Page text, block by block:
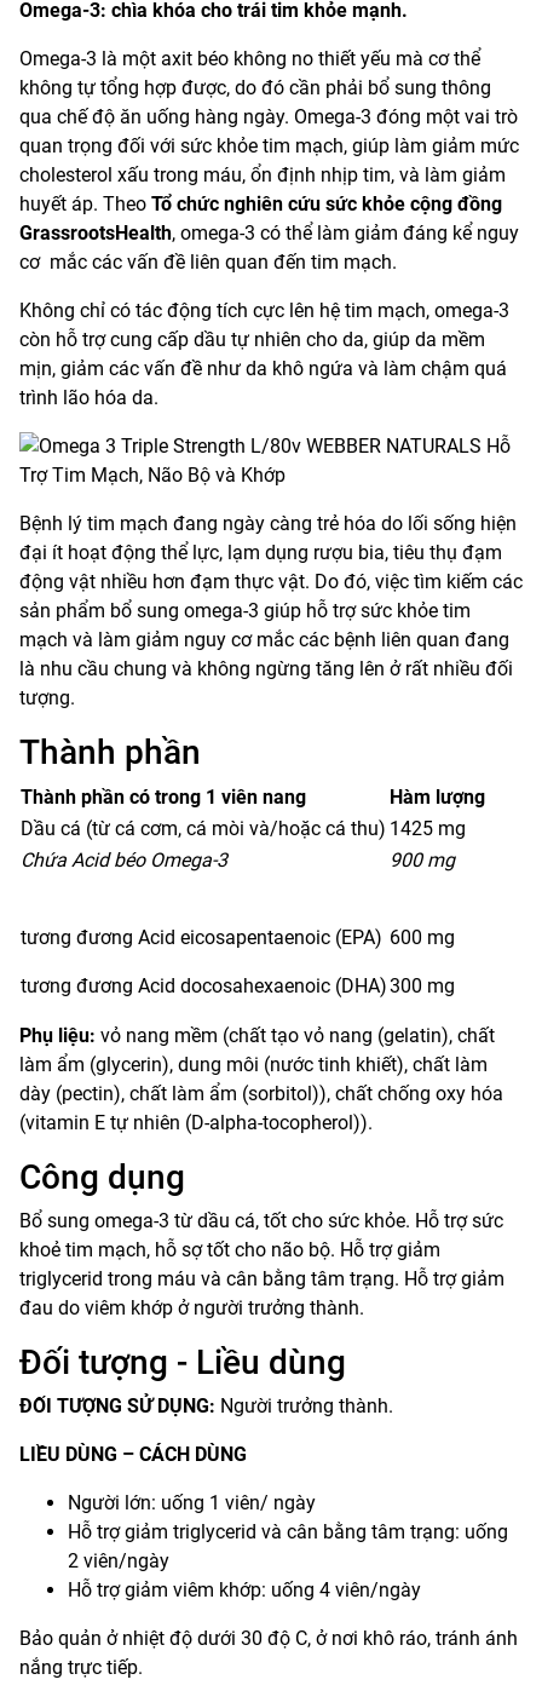
Omega-3: chìa khóa cho trái tim khỏe mạnh.
Omega-3 là một axit béo không no thiết yếu mà cơ thể
không tự tổng hợp được, do đó cần phải bổ sung thông
qua chế độ ăn uống hàng ngày. Omega-3 đóng một vai trò
quan trọng đối với sức khỏe tim mạch, giúp làm giảm mức
cholesterol xấu trong máu, ổn định nhịp tim, và làm giảm
huyết áp. Theo Tổ chức nghiên cứu sức khỏe cộng đồng
GrassrootsHealth, omega-3 có thể làm giảm đáng kể nguy
cơ mắc các vấn đề liên quan đến tim mạch.
Không chỉ có tác động tích cực lên hệ tim mạch, omega-3
còn hỗ trợ cung cấp dầu tự nhiên cho da, giúp da mềm
mịn, giảm các vấn đề như da khô ngứa và làm chậm quá
trình lão hóa da.
Bệnh lý tim mạch đang ngày càng trẻ hóa do lối sống hiện
đại ít hoạt động thể lực, lạm dụng rượu bia, tiêu thụ đạm
động vật nhiều hơn đạm thực vật. Do đó, việc tìm kiếm các
sản phẩm bổ sung omega-3 giúp hỗ trợ sức khỏe tim
mạch và làm giảm nguy cơ mắc các bệnh liên quan đang
là nhu cầu chung và không ngừng tăng lên ở rất nhiều đối
tượng.
Thành phần
Thành phần có trong 1 viên nang
Hàm lượng
Dầu cá (từ cá cơm, cá mòi và/hoặc cá thu) 1425 mg
Chứa Acid béo Omega-3
tương đương Acid eicosapentaenoic (EPA)
tương đương Acid docosahexaenoic (DHA)
900 mg
600 mg
300 mg
Phụ liệu: vỏ nang mềm (chất tạo vỏ nang (gelatin), chất
làm ẩm (glycerin), dung môi (nước tinh khiết), chất làm
dày (pectin), chất làm ẩm (sorbitol)), chất chống oxy hóa
(vitamin E tự nhiên (D-alpha-tocopherol)).
Công dụng
Bổ sung omega-3 từ dầu cá, tốt cho sức khỏe. Hỗ trợ sức
khoẻ tim mạch, hỗ sợ tốt cho não bộ. Hỗ trợ giảm
triglycerid trong máu và cân bằng tâm trạng. Hỗ trợ giảm
đau do viêm khớp ở người trưởng thành.
Đối tượng - Liều dùng
ĐỐI TƯỢNG SỬ DỤNG: Người trưởng thành.
LIỀU DÙNG – CÁCH DÙNG
Người lớn: uống 1 viên/ ngày
Hỗ trợ giảm triglycerid và cân bằng tâm trạng: uống
2 viên/ngày
Hỗ trợ giảm viêm khớp: uống 4 viên/ngày
Bảo quản ở nhiệt độ dưới 30 độ C, ở nơi khô ráo, tránh ánh
nắng trực tiếp.